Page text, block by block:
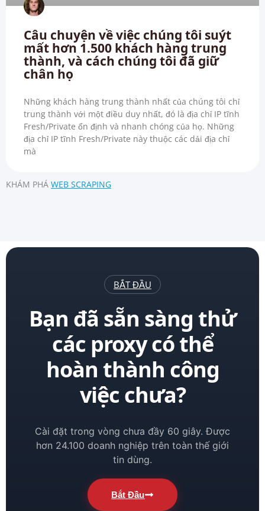
Câu chuyện về việc chúng tôi suýt
mất hơn 1.500 khách hàng trung
thành, và cách chúng tôi đã giữ
chân họ
Những khách hàng trung thành nhất của chúng tôi chỉ
trung thành với một điều duy nhất, đó là địa chỉ IP tĩnh
Fresh/Private ổn định và nhanh chóng của họ. Những
địa chỉ IP tĩnh Fresh/Private này thuộc các dải địa chỉ
mà
KHÁM PHÁ WEB SCRAPING
BẮT ĐẦU
Bạn đã sẵn sàng thử
các proxy có thể
hoàn thành công
việc chưa?
Cài đặt trong vòng chưa đầy 60 giây. Được
hơn 24.100 doanh nghiệp trên toàn thế giới
tin dùng.
Bắt Đầu